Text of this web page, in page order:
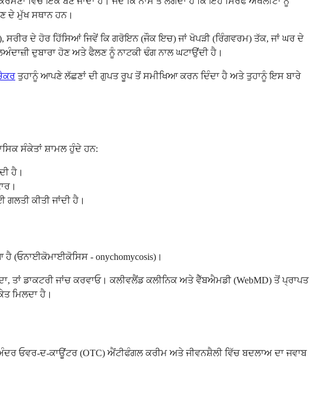
ਦੇ ਮੁੱਖ ਸਥਾਨ ਹਨ।
ਦੇ ਹੋਰ ਹਿੱਸਿਆਂ ਜਿਵੇਂ ਕਿ ਗਰੋਇਨ (ਜੌਕ ਇਚ) ਜਾਂ ਖੋਪੜੀ (ਰਿੰਗਵਰਮ) ਤੱਕ, ਜਾਂ ਘਰ ਦੇ
ਦੁਬਾਰਾ ਹੋਣ ਅਤੇ ਫੈਲਣ ਨੂੰ ਨਾਟਕੀ ਢੰਗ ਨਾਲ ਘਟਾਉਂਦੀ ਹੈ।
ਤੁਹਾਨੂੰ ਆਪਣੇ ਲੱਛਣਾਂ ਦੀ ਗੁਪਤ ਰੂਪ ਤੋਂ ਸਮੀਖਿਆ ਕਰਨ ਦਿੰਦਾ ਹੈ ਅਤੇ ਤੁਹਾਨੂੰ ਇਸ ਬਾਰੇ
ਸੰਕੇਤਾਂ ਸ਼ਾਮਲ ਹੁੰਦੇ ਹਨ:
ਹੈ।
ਕੀਤੀ ਜਾਂਦੀ ਹੈ।
(ਓਨਾਈਕੋਮਾਈਕੋਸਿਸ - onychomycosis)।
ਡਾਕਟਰੀ ਜਾਂਚ ਕਰਵਾਓ। ਕਲੀਵਲੈਂਡ ਕਲੀਨਿਕ ਅਤੇ ਵੈੱਬਐਮਡੀ (WebMD) ਤੋਂ ਪ੍ਰਾਪਤ
ਮਿਲਦਾ ਹੈ।
ਓਵਰ-ਦ-ਕਾਊਂਟਰ (OTC) ਐਂਟੀਫੰਗਲ ਕਰੀਮ ਅਤੇ ਜੀਵਨਸ਼ੈਲੀ ਵਿੱਚ ਬਦਲਾਅ ਦਾ ਜਵਾਬ